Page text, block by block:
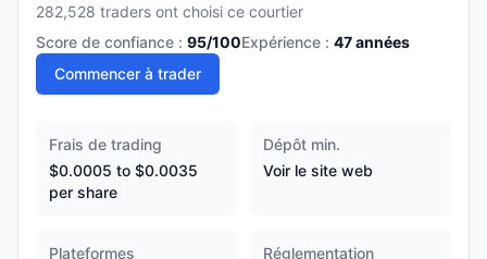
282,528 traders ont choisi ce courtier
Score de confiance : 95/100Expérience : 47années
Commencer à trader
Frais de trading
$0.0005 to $0.0035
per share
Dépôt min.
Voir le site web
Plateformes
Réglementation